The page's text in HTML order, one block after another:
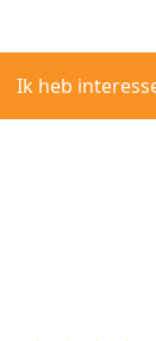
Ik heb